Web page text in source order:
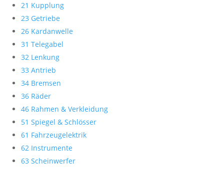
21 Kupplung
23 Getriebe
26 Kardanwelle
31 Telegabel
32 Lenkung
33 Antrieb
34 Bremsen
36 Räder
46 Rahmen & Verkleidung
51 Spiegel & Schlösser
61 Fahrzeugelektrik
62 Instrumente
63 Scheinwerfer